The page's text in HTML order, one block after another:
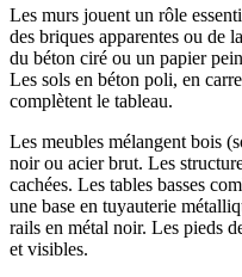
Les murs jouent un rôle
des briques apparentes ou de
du béton ciré ou un papier
Les sols en béton poli, en
complètent le tableau.
Les meubles mélangent bois
noir ou acier brut. Les
cachées. Les tables basses
une base en tuyauterie
rails en métal noir. Les pieds
et visibles.